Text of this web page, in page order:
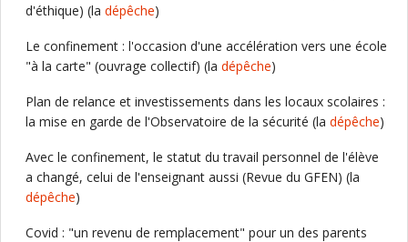
d'éthique) (la dépêche)
Le confinement : l'occasion d'une accélération vers une école
"à la carte" (ouvrage collectif) (la dépêche)
Plan de relance et investissements dans les locaux scolaires :
la mise en garde de l'Observatoire de la sécurité (la dépêche)
Avec le confinement, le statut du travail personnel de l'élève
a changé, celui de l'enseignant aussi (Revue du GFEN) (la
dépêche)
Covid : "un revenu de remplacement" pour un des parents